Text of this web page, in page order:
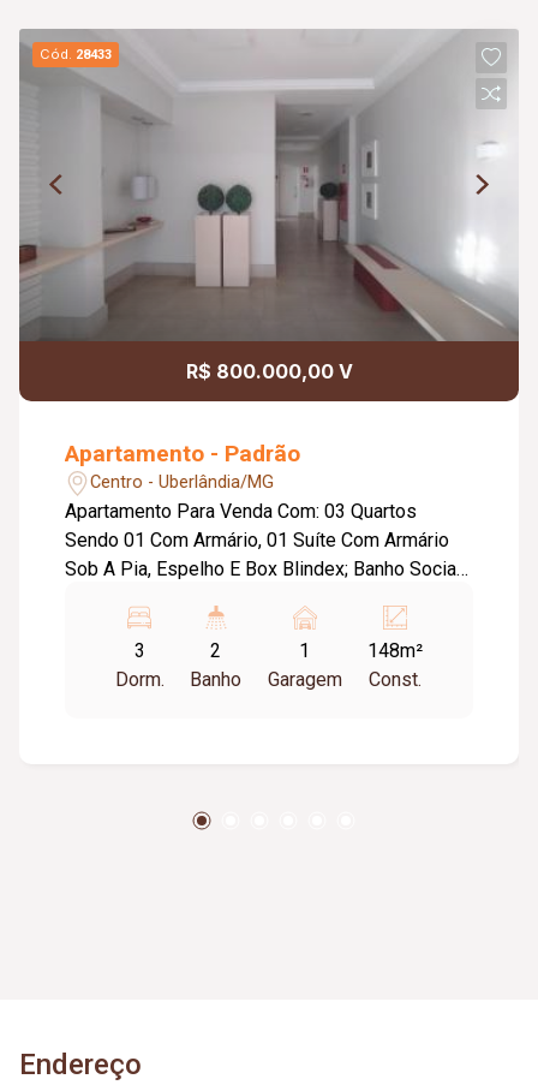
Cód. 28433
R$ 800.000,00 V
Apartamento - Padrão
Centro - Uberlândia/MG
Apartamento Para Venda Com: 03 Quartos
Sendo 01 Com Armário, 01 Suíte Com Armário
Sob A Pia, Espelho E Box Blindex; Banho Social
Sala Em 2 Ambientes; Cozinha Com Armário Sob
A Pia; Lavanderia; Banheiro De Serviço; Garagem
Para 1 Carro, Tela De Proteção; Condomínio:
3
Dorm.
2
Banho
1
Garagem
148m²
Const.
Endereço